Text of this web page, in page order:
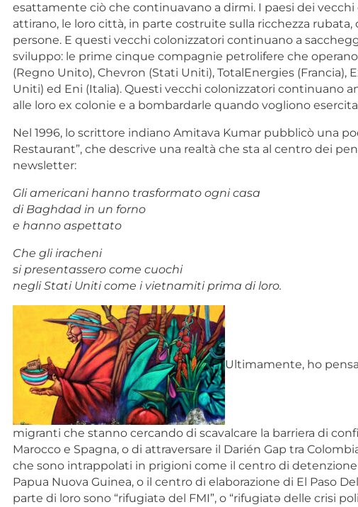
esattamente ciò che continuavano a dirmi. I paesi dei vecchi
attirano, le loro città, in parte costruite sulla ricchezza rubata,
persone. E questi vecchi colonizzatori continuano a
sviluppo: le prime cinque compagnie petrolifere che operano
(Regno Unito), Chevron (Stati Uniti), TotalEnergies (Francia),
Uniti) ed Eni (Italia). Questi vecchi colonizzatori continuano
alle loro ex colonie e a bombardarle quando vogliono
Nel 1996, lo scrittore indiano Amitava Kumar pubblicò una
Restaurant”, che descrive una realtà che sta al centro dei
newsletter:
Gli americani hanno trasformato ogni casa
di Baghdad in un forno
e hanno aspettato
Che gli iracheni
si presentassero come cuochi
negli Stati Uniti come i vietnamiti prima di loro.
Ultimamente, ho
migranti che stanno cercando di scavalcare la barriera di
Marocco e Spagna, o di attraversare il Darién Gap tra
che sono intrappolati in prigioni come il centro di detenzione
Papua Nuova Guinea, o il centro di elaborazione di El Paso
parte di loro sono “rifugiatə del FMI”, o “rifugiatə delle crisi